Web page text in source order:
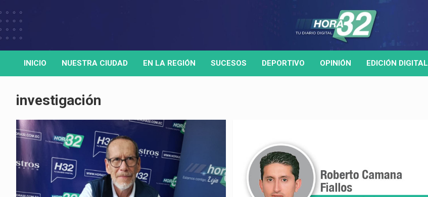
to
HORA32
Medio de comunicación digital
INICIO NUESTRA CIUDAD EN LA REGIÓN SUCESOS DEPORTIVO OPINIÓN EDICIÓN DIGITAL
investigación